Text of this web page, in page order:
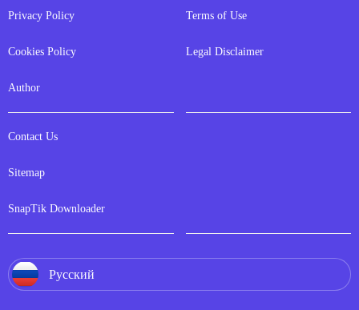
Privacy Policy
Cookies Policy
Author
Terms of Use
Legal Disclaimer
Contact Us
Sitemap
SnapTik Downloader
Русский